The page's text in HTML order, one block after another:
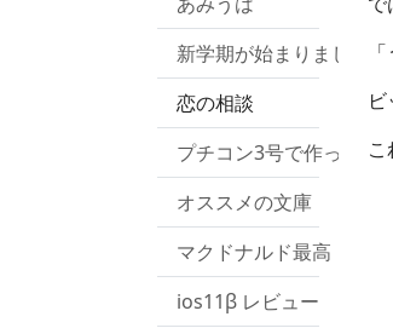
新学期が始まりました！
恋の相談
プチコン3号で作ったの
オススメの文庫
マクドナルド最高！
ios11β レビュー
こ